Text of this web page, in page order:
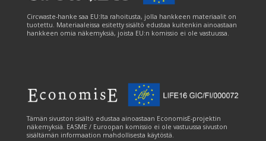
Circwaste-hanke saa EU:lta rahoitusta, jolla hankkeen materiaalit on
tuotettu. Materiaaleissa esitetty sisältö edustaa kuitenkin ainoastaan
hankkeen omia näkemyksiä, joista EU:n komissio ei ole vastuussa.
Tämän sivuston sisältö edustaa ainoastaan EconomisE-projektin
näkemyksiä. EASME / Euroopan komissio ei ole vastuussa sivuston
sisältämän informaation mahdollisesta käytöstä.